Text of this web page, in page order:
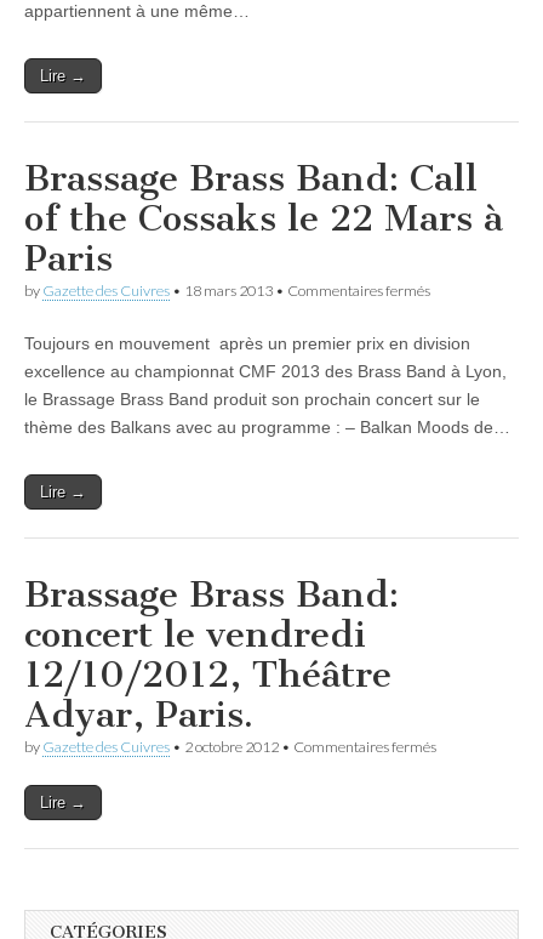
appartiennent à une même…
Lire →
Brassage Brass Band: Call
of the Cossaks le 22 Mars à
Paris
by Gazette des Cuivres • 18 mars 2013 • Commentaires ferméssur
Band:
Call
the
Cossaks
Toujours en mouvement après un premier prix en division
excellence au championnat CMF 2013 des Brass Band à Lyon,
le Brassage Brass Band produit son prochain concert sur le
thème des Balkans avec au programme : – Balkan Moods de…
Lire →
Brassage Brass Band:
concert le vendredi
12/10/2012, Théâtre
Adyar, Paris.
by Gazette des Cuivres • 2 octobre 2012 • Commentaires ferméssur
Lire →
CATÉGORIES